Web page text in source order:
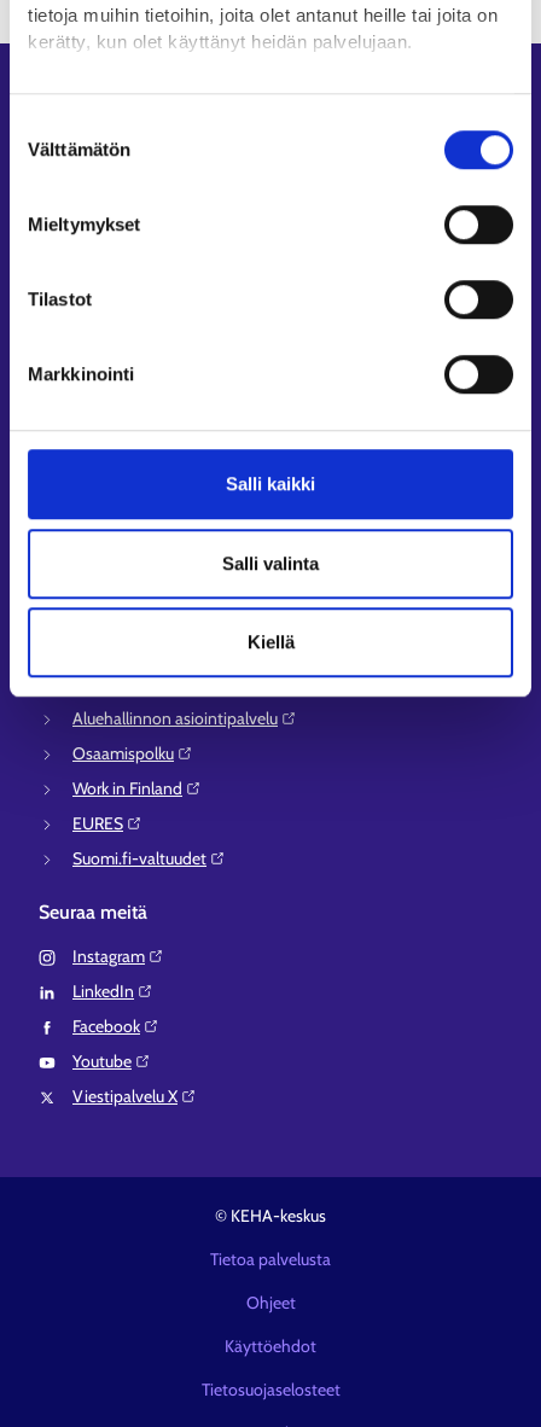
tietoja muihin tietoihin, joita olet antanut heille tai joita on
kerätty, kun olet käyttänyt heidän palvelujaan.
Löydät tietoa evästeiden käyttötarkoituksista
Lue tarkemmin
valinta
Välttämätön
Mieltymykset
Tilastot
Markkinointi
Salli kaikki
Salli valinta
Kiellä
Oikopolut
Asiointi
Avoimet työpaikat
Työllisyysalueiden yhteystiedot
Työttömyysturvaneuvonta
Yritys- ja työnantaja-asiakkaan neuvontapalvelut
Asiointi- ja Oma työpolku -osioiden ohjeet
Muualla verkossa
Työ- ja elinkeinoministeriö⁠
Aluehallinnon asiointipalvelu⁠
Osaamispolku⁠
Work in Finland⁠
EURES⁠
Suomi.fi-valtuudet⁠
Seuraa meitä
Instagram⁠
LinkedIn⁠
Facebook⁠
Youtube⁠
Viestipalvelu X⁠
© KEHA-keskus
Tietoa palvelusta
Ohjeet
Käyttöehdot
Tietosuojaselosteet